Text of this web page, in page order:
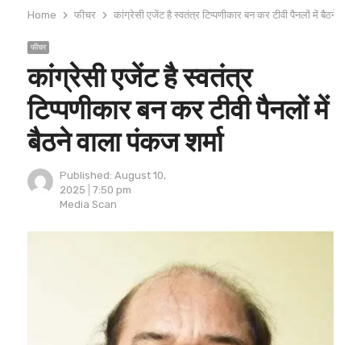
Home फीचर कांग्रेसी एजेंट है स्वतंत्र टिप्पणीकार बन कर टीवी पैनलों में बैठने वाला
फीचर
कांग्रेसी एजेंट है स्वतंत्र
टिप्पणीकार बन कर टीवी पैनलों में
बैठने वाला पंकज शर्मा
Published: August 10,
2025
7:50 pm
Author
Media Scan